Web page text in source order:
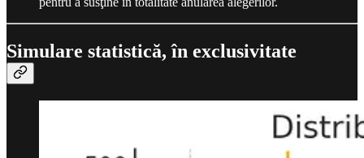
Simulare statistică, în exclusivitate